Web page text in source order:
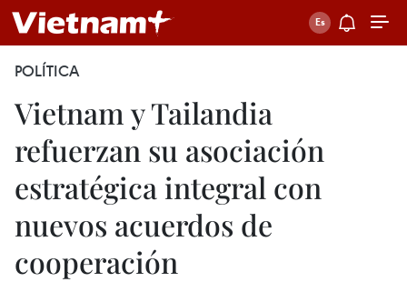
POLÍTICA
Vietnam y Tailandia
refuerzan su asociación
estratégica integral con
nuevos acuerdos de
cooperación